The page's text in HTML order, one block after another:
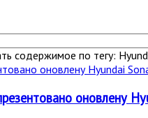
содержимое по тегу:
оновлену